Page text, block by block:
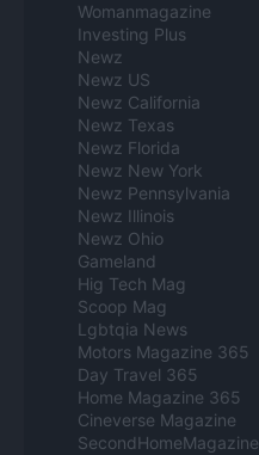
Womanmagazine
Investing Plus
Newz
Newz US
Newz California
Newz Texas
Newz Florida
Newz New York
Newz Pennsylvania
Newz Illinois
Newz Ohio
Gameland
Hig Tech Mag
Scoop Mag
Lgbtqia News
Motors Magazine 365
Day Travel 365
Home Magazine 365
Cineverse Magazine
SecondHomeMagazine